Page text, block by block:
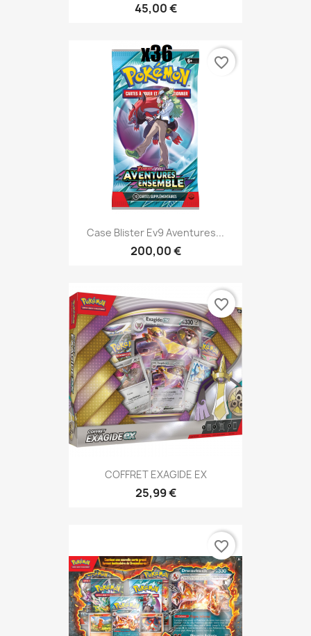
45,00 €
Case Blister Ev9 Aventures...
200,00 €
favorite_border
COFFRET EXAGIDE EX
25,99 €
favorite_border
favorite_border